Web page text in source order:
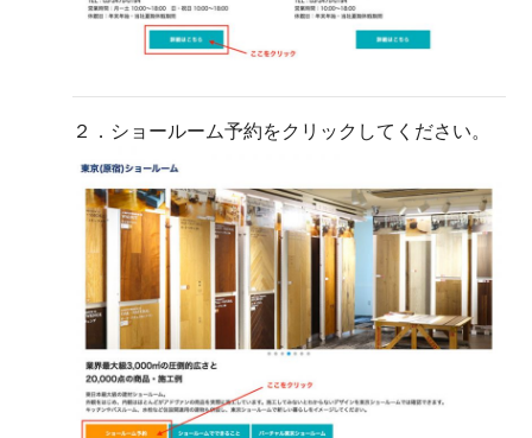
２．ショールーム予約をクリックしてください。